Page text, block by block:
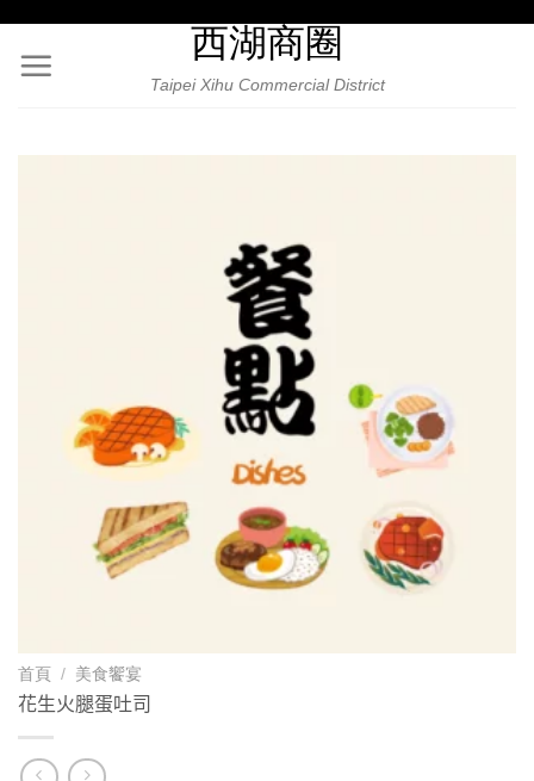
content
西湖商圈
Taipei Xihu Commercial District
首頁 / 美食饗宴
花生火腿蛋吐司